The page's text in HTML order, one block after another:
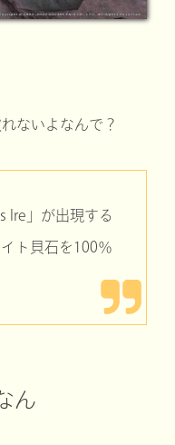
ないよなんで？
Ire」が出現する
ト貝石を100％
ん